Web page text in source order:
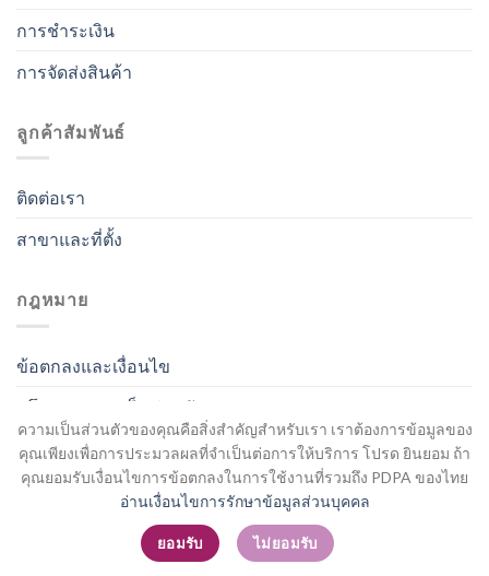
ความเป็นส่วนตัวของคุณคือสิ่งสำคัญสำหรับเรา เราต้องการข้อมูลของ
คุณเพียงเพื่อการประมวลผลที่จำเป็นต่อการให้บริการ โปรด ยินยอม ถ้า
คุณยอมรับเงื่อนไขการข้อตกลงในการใช้งานที่รวมถึง PDPA ของไทย
อ่านเงื่อนไขการรักษาข้อมูลส่วนบุคคล
ยอมรับ ไม่ยอมรับ
การชำระเงิน
การจัดส่งสินค้า
ลูกค้าสัมพันธ์
ติดต่อเรา
สาขาและที่ตั้ง
กฎหมาย
ข้อตกลงและเงื่อนไข
นโยบายความเป็นส่วนตัว
สมัครสมาชิก / เข้าสู่ระบบ
Copyright 2026 ©Flatsome Theme